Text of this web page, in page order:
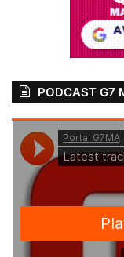
nacionais
Brasília (DF),
e Rio de
beneficiou
jovens, e o
voltadas para
Relacionado
Coronel Célio
Roberto
de formatura
PODCAST G7